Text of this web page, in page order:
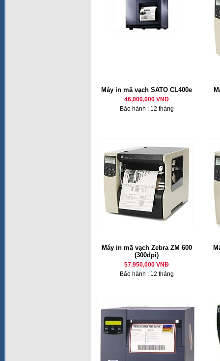
Máy in mã vạch SATO CL400e
46,000,000 VNĐ
Bảo hành : 12 tháng
Máy in mã vạch Zebra ZM 600
(300dpi)
57,950,000 VNĐ
Bảo hành : 12 tháng